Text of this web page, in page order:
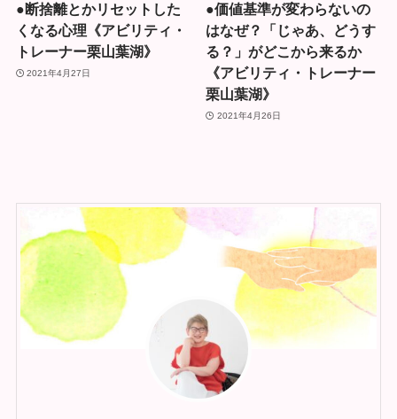
●断捨離とかリセットした
くなる心理《アビリティ・
トレーナー栗山葉湖》
2021年4月27日
●価値基準が変わらないの
はなぜ？「じゃあ、どうす
る？」がどこから来るか
《アビリティ・トレーナー
栗山葉湖》
2021年4月26日